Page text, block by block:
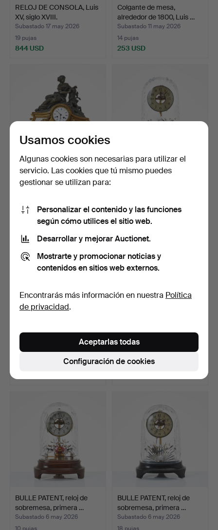
RELOJ DE CONSOLA, Luis
XV, siglo XVIII.
Subastado 17 may 2026
19 pujas
844 USD
Colgante de mesa,
alrededor de 1800, Luis …
Subastado 11 may 2026
14 pujas
253 USD
RELOJ DE SOBREMESA,
zinc patinado y bronce…
164 USD
BULLE PATENT, reloj de
255 USD
RELOJ DE SOBREMESA,
German Patent Angemeld…
Subastado 6 may 2026
RELOJ DE SOBREMESA,
art déco, década de 19…
Subastado 6 may 2026
3 pujas
BULLE PATENT, reloj de
sobremesa, primera …
Subastado 6 may 2026
BULLE PATENT, reloj de
sobremesa, primera …
Subastado 6 may 2026
Usamos cookies
Algunas cookies son necesarias para utilizar el
servicio. Las cookies que tú mismo puedes
gestionar se utilizan para:
Personalizar el contenido y las funciones
según cómo utilices el sitio web.
Desarrollar y mejorar Auctionet.
Mostrarte y promocionar noticias y
contenidos en sitios web externos.
Encontrarás más información en nuestra Política
de privacidad.
Configuración de cookies
Aceptarlas todas